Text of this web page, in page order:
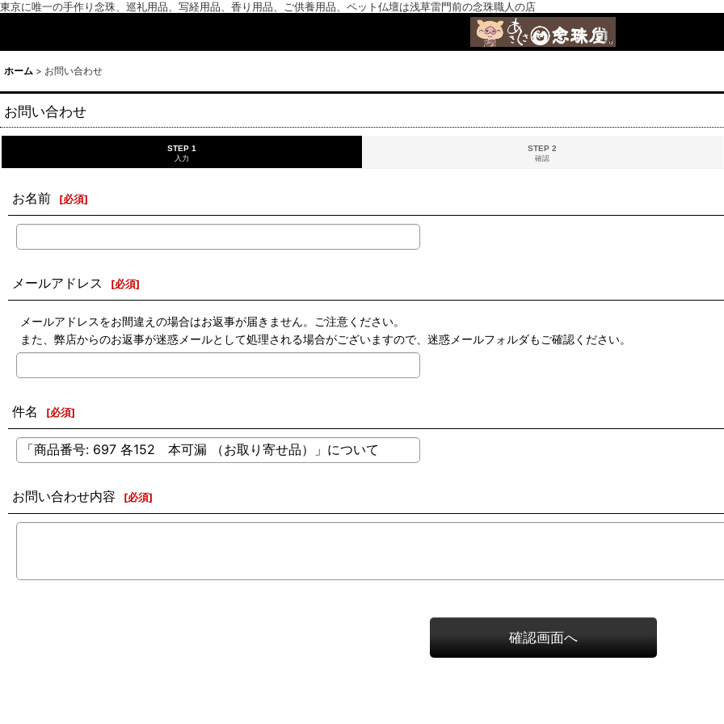
東京に唯一の手作り念珠、巡礼用品、写経用品、香り用品、ご供養用品、ペット仏壇は浅草雷門前の念珠職人の店
ホーム > お問い合わせ
お問い合わせ
STEP 1
入力
STEP 2
確認
お名前 [必須]
メールアドレス [必須]
メールアドレスをお間違えの場合はお返事が届きません。ご注意ください。
また、弊店からのお返事が迷惑メールとして処理される場合がございますので、迷惑メールフォルダもご確認ください。
件名 [必須]
お問い合わせ内容 [必須]
確認画面へ